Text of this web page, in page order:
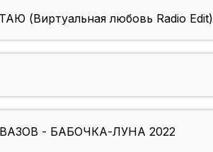
(Виртуальная любовь Radio Edit)
- БАБОЧКА-ЛУНА 2022